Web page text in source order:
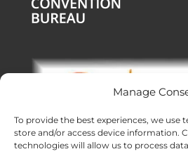
Manage
To provide the best experiences, we use
store and/or access device information.
technologies will allow us to process